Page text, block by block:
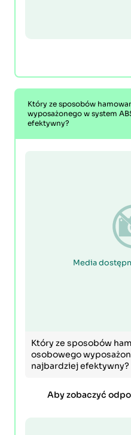
Który ze sposobów
wyposażonego w system
efektywny?
Media
Który ze sposobów
osobowego
najbardziej efektywny?
Aby zobaczyć